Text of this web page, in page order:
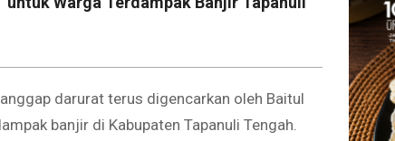
darurat terus digencarkan oleh Baitul
banjir di Kabupaten Tapanuli Tengah.